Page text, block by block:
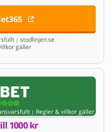
| stodlinjen.se
gäller
| Regler & villkor gäller
1000 kr